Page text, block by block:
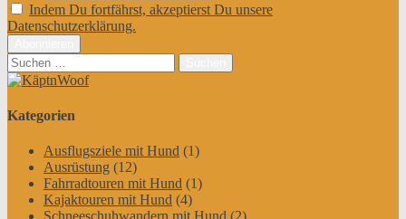
Indem Du fortfährst, akzeptierst Du unsere
Datenschutzerklärung.
Suchen
nach:
Kategorien
Ausflugsziele mit Hund (1)
Ausrüstung (12)
Fahrradtouren mit Hund (1)
Kajaktouren mit Hund (4)